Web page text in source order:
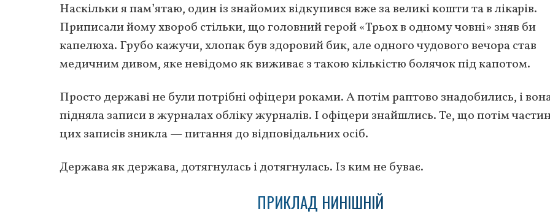
Наскільки я пам’ятаю, один із знайомих відкупився вже за великі кошти та в лікарів.
Приписали йому хвороб стільки, що головний герой «Трьох в одному човні» зняв би
капелюха. Грубо кажучи, хлопак був здоровий бик, але одного чудового вечора став
медичним дивом, яке невідомо як виживає з такою кількістю болячок під капотом.
Просто державі не були потрібні офіцери роками. А потім раптово знадобились, і
підняла записи в журналах обліку журналів. І офіцери знайшлись. Те, що потім
цих записів зникла — питання до відповідальних осіб.
Держава як держава, дотягнулась і дотягнулась. Із ким не буває.
ПРИКЛАД НИНІШНІЙ